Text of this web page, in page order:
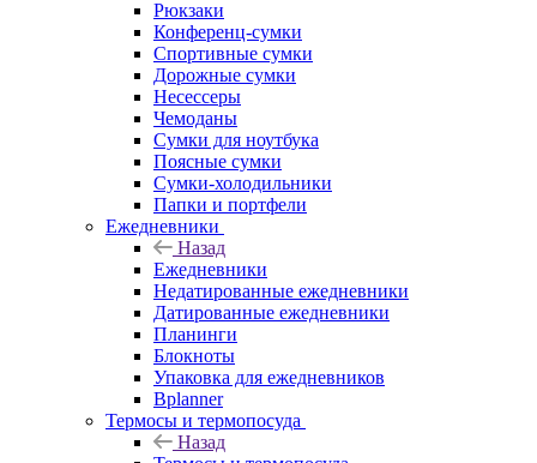
Рюкзаки
Конференц-сумки
Спортивные сумки
Дорожные сумки
Несессеры
Чемоданы
Сумки для ноутбука
Поясные сумки
Сумки-холодильники
Папки и портфели
Ежедневники
Назад
Ежедневники
Недатированные ежедневники
Датированные ежедневники
Планинги
Блокноты
Упаковка для ежедневников
Bplanner
Термосы и термопосуда
Назад